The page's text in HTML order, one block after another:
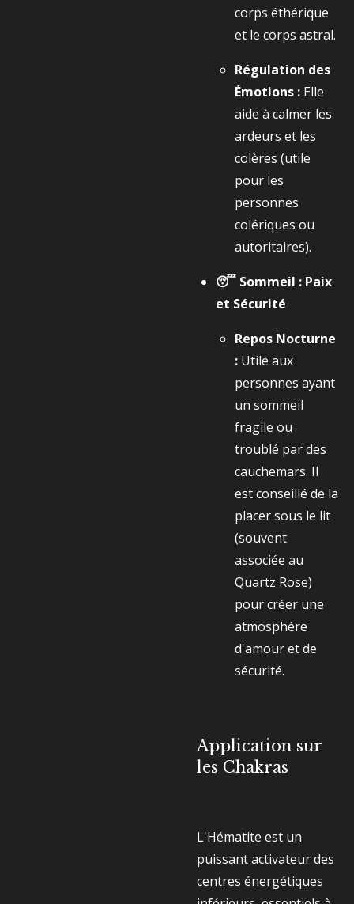
corps éthérique
et le corps astral.
Régulation des
Émotions : Elle
aide à calmer les
ardeurs et les
colères (utile
pour les
personnes
colériques ou
autoritaires).
😴 Sommeil : Paix
et Sécurité
Repos Nocturne
: Utile aux
personnes ayant
un sommeil
fragile ou
troublé par des
cauchemars. Il
est conseillé de la
placer sous le lit
(souvent
associée au
Quartz Rose)
pour créer une
atmosphère
d'amour et de
sécurité.
Application sur
les Chakras
L'Hématite est un
puissant activateur des
centres énergétiques